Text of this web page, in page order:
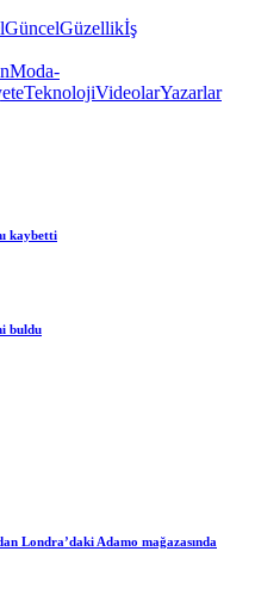
GüncelGüzellikİş
Moda-
TeknolojiVideolarYazarlar
kaybetti
buldu
Londra’daki Adamo mağazasında